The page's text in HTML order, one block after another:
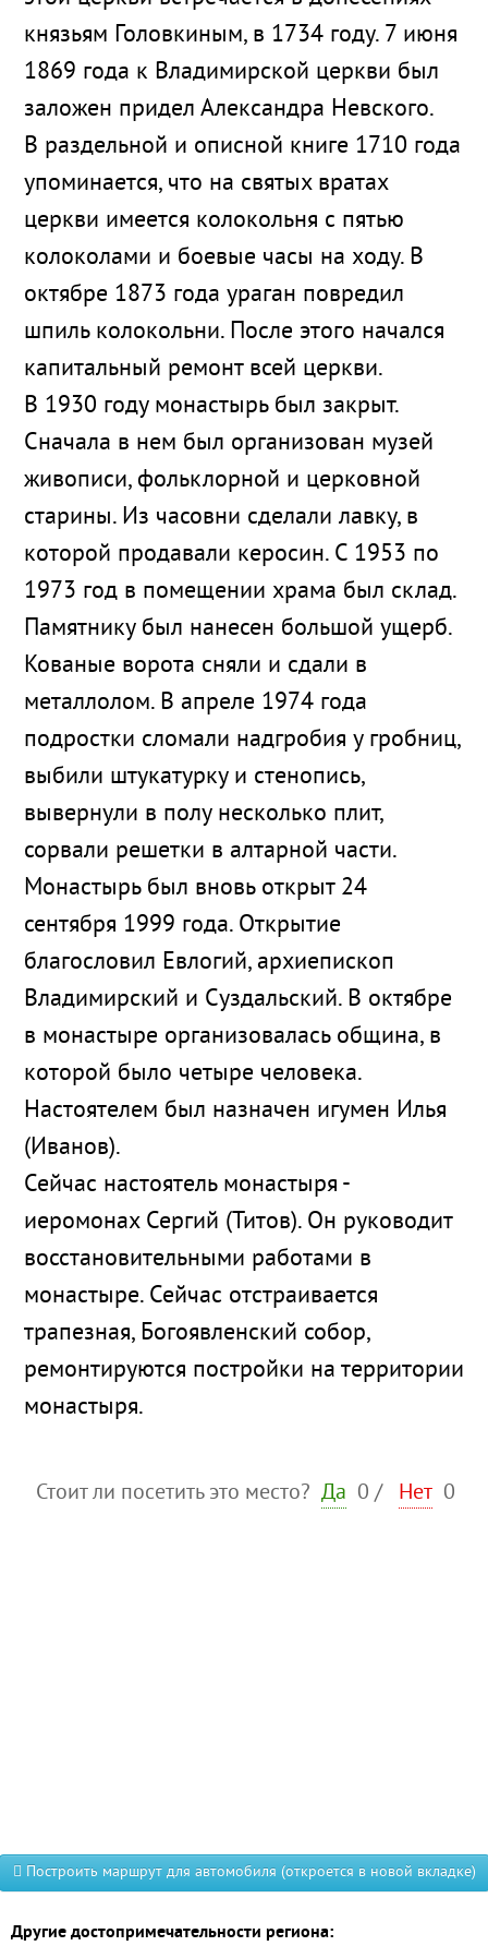
князьям Головкиным, в 1734 году. 7 июня
1869 года к Владимирской церкви был
заложен придел Александра Невского.
В раздельной и описной книге 1710 года
упоминается, что на святых вратах
церкви имеется колокольня с пятью
колоколами и боевые часы на ходу. В
октябре 1873 года ураган повредил
шпиль колокольни. После этого начался
капитальный ремонт всей церкви.
В 1930 году монастырь был закрыт.
Сначала в нем был организован музей
живописи, фольклорной и церковной
старины. Из часовни сделали лавку, в
которой продавали керосин. С 1953 по
1973 год в помещении храма был склад.
Памятнику был нанесен большой ущерб.
Кованые ворота сняли и сдали в
металлолом. В апреле 1974 года
подростки сломали надгробия у гробниц,
выбили штукатурку и стенопись,
вывернули в полу несколько плит,
сорвали решетки в алтарной части.
Монастырь был вновь открыт 24
сентября 1999 года. Открытие
благословил Евлогий, архиепископ
Владимирский и Суздальский. В октябре
в монастыре организовалась община, в
которой было четыре человека.
Настоятелем был назначен игумен Илья
(Иванов).
Сейчас настоятель монастыря -
иеромонах Сергий (Титов). Он руководит
восстановительными работами в
монастыре. Сейчас отстраивается
трапезная, Богоявленский собор,
ремонтируются постройки на территории
монастыря.
Стоит ли посетить это место? Да 0 / Нет 0
Построить маршрут для автомобиля (откроется в новой вкладке)
Другие достопримечательности региона: